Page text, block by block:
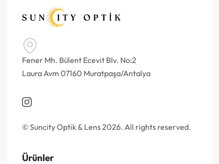
Fener Mh. Bülent Ecevit Blv. No:2
Laura Avm 07160 Muratpaşa/Antalya
© Suncity Optik & Lens 2026. All rights reserved.
Ürünler